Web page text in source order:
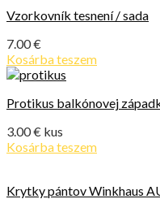
Vzorkovník tesnení / sada
7.00€
Kosárba teszem
Protikus balkónovej
3.00€ kus
Kosárba teszem
Krytky pántov Winkhaus